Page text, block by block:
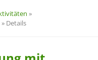
»
» Details